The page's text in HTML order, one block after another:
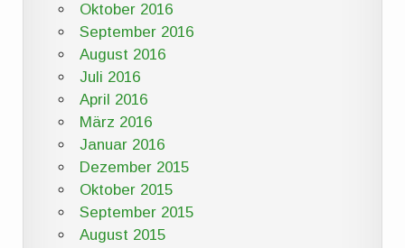
Oktober 2016
September 2016
August 2016
Juli 2016
April 2016
März 2016
Januar 2016
Dezember 2015
Oktober 2015
September 2015
August 2015